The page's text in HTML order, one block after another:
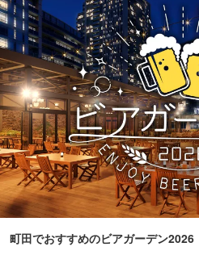
町田でおすすめのビアガーデン2026